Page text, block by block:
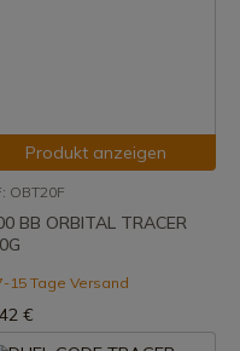
Produkt anzeigen
OBT20F
BB ORBITAL TRACER
15 Tage Versand
€